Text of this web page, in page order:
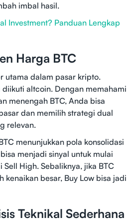
imbal hasil.
Investment? Panduan Lengkap
Harga BTC
utama dalam pasar kripto.
altcoin. Dengan memahami
menengah BTC, Anda bisa
dan memilih strategi dual
relevan.
menunjukkan pola konsolidasi
menjadi sinyal untuk mulai
High. Sebaliknya, jika BTC
kenaikan besar, Buy Low bisa jadi
Teknikal Sederhana